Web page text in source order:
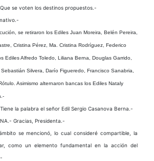
Que se voten los destinos propuestos.-
se retiraron los Ediles Juan Moreira, Belén Pereira,
Cristina Pérez, Ma. Cristina Rodríguez, Federico
Ediles Alfredo Toledo, Liliana Berna, Douglas Garrido,
Silvera, Darío Figueredo, Francisco Sanabria,
Asimismo alternaron bancas los Ediles Nataly
Tiene la palabra el señor Edil Sergio Casanova Berna.-
Gracias, Presidenta.-
se mencionó, lo cual consideré compartible, la
como un elemento fundamental en la acción del